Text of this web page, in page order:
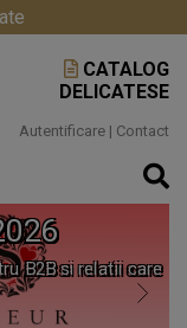
CATALOG
DELICATESE
Autentificare | Contact
B2B si relatii care